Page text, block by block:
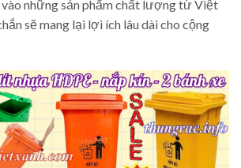
những sản phẩm chất lượng từ Việt
sẽ mang lại lợi ích lâu dài cho cộng